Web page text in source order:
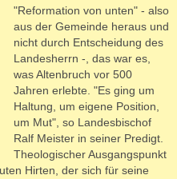
"Reformation von unten" - also
aus der Gemeinde heraus und
nicht durch Entscheidung des
Landesherrn -, das war es,
was Altenbruch vor 500
Jahren erlebte. "Es ging um
Haltung, um eigene Position,
um Mut", so Landesbischof
Ralf Meister in seiner Predigt.
Theologischer Ausgangspunkt
Hirten, der sich für seine